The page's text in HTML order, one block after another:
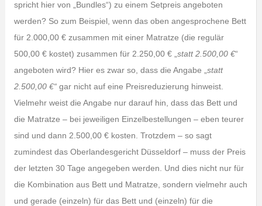
spricht hier von „Bundles“) zu einem Setpreis angeboten
werden? So zum Beispiel, wenn das oben angesprochene Bett
für 2.000,00 € zusammen mit einer Matratze (die regulär
500,00 € kostet) zusammen für 2.250,00 € „ statt 2.500,00 €“
angeboten wird? Hier es zwar so, dass die Angabe „ statt
2.500,00 €“gar nicht auf eine Preisreduzierung hinweist.
Vielmehr weist die Angabe nur darauf hin, dass das Bett und
die Matratze – bei jeweiligen Einzelbestellungen – eben teurer
sind und dann 2.500,00 € kosten. Trotzdem – so sagt
zumindest das Oberlandesgericht Düsseldorf – muss der Preis
der letzten 30 Tage angegeben werden. Und dies nicht nur für
die Kombination aus Bett und Matratze, sondern vielmehr auch
und gerade (einzeln) für das Bett und (einzeln) für die